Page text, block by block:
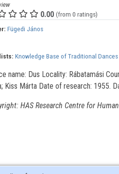
0.00 (from 0 ratings)
Fügedi János
Knowledge Base of Traditional Dances
name: Dus Locality: Rábatamási
Kiss Márta Date of research: 1955.
HAS Research Centre for